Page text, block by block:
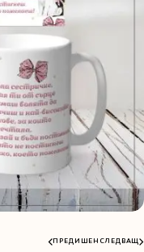
ПРЕДИШЕН СЛЕДВАЩ